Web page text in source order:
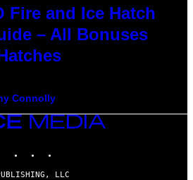
Fire and Ice Hatch
– All Bonuses
Connolly
LLC